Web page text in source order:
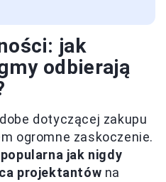
jak
odbierają
dotyczącej zakupu
ogromne zaskoczenie.
jak nigdy
projektantów na